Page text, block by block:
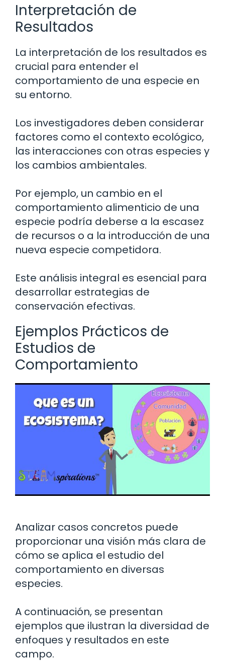
Interpretación de
Resultados
La interpretación de los resultados es
crucial para entender el
comportamiento de una especie en
su entorno.
Los investigadores deben considerar
factores como el contexto ecológico,
las interacciones con otras especies y
los cambios ambientales.
Por ejemplo, un cambio en el
comportamiento alimenticio de una
especie podría deberse a la escasez
de recursos o a la introducción de una
nueva especie competidora.
Este análisis integral es esencial para
desarrollar estrategias de
conservación efectivas.
Ejemplos Prácticos de
Estudios de
Comportamiento
Analizar casos concretos puede
proporcionar una visión más clara de
cómo se aplica el estudio del
comportamiento en diversas
especies.
A continuación, se presentan
ejemplos que ilustran la diversidad de
enfoques y resultados en este
campo.